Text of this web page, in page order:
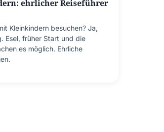
ehrlicher Reiseführer
Kleinkindern besuchen? Ja,
Esel, früher Start und die
es möglich. Ehrliche